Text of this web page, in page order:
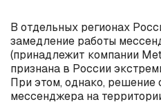
В отдельных регионах
замедление работы
(принадлежит компании
признана в России
При этом, однако, решение
мессенджера на